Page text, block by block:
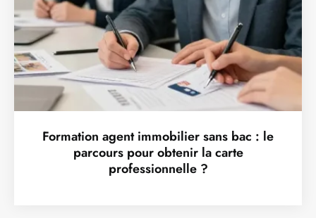
Formation agent immobilier sans bac : le
parcours pour obtenir la carte
professionnelle ?